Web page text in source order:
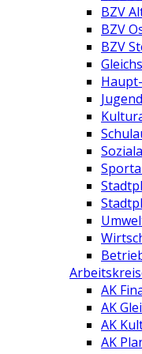
BZV
BZV
BZV
AK
AK
AK
AK